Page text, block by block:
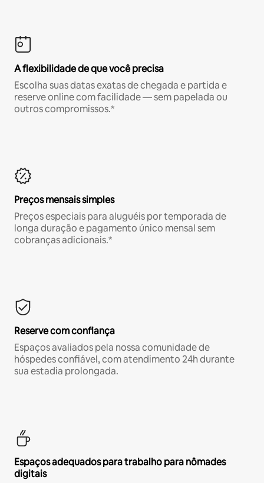
A flexibilidade de que você precisa
Escolha suas datas exatas de chegada e partida e
reserve online com facilidade — sem papelada ou
outros compromissos.*
Preços mensais simples
Preços especiais para aluguéis por temporada de
longa duração e pagamento único mensal sem
cobranças adicionais.*
Reserve com confiança
Espaços avaliados pela nossa comunidade de
hóspedes confiável, com atendimento 24h durante
sua estadia prolongada.
Espaços adequados para trabalho para nômades
digitais